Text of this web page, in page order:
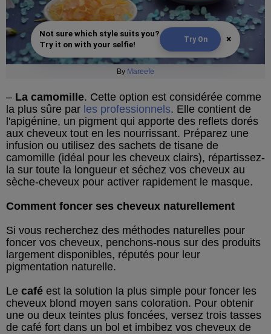
Not sure which style suits you?
Try it on with your selfie!
Try On ×
By Mareefe
– La camomille. Cette option est considérée comme
la plus sûre par les professionnels. Elle contient de
l'apigénine, un pigment qui apporte des reflets dorés
aux cheveux tout en les nourrissant. Préparez une
infusion ou utilisez des sachets de tisane de
camomille (idéal pour les cheveux clairs), répartissez-
la sur toute la longueur et séchez vos cheveux au
sèche-cheveux pour activer rapidement le masque.
Comment foncer ses cheveux naturellement
Si vous recherchez des méthodes naturelles pour
foncer vos cheveux, penchons-nous sur des produits
largement disponibles, réputés pour leur
pigmentation naturelle.
Le café est la solution la plus simple pour foncer les
cheveux blond moyen sans coloration. Pour obtenir
une ou deux teintes plus foncées, versez trois tasses
de café fort dans un bol et imbibez vos cheveux de